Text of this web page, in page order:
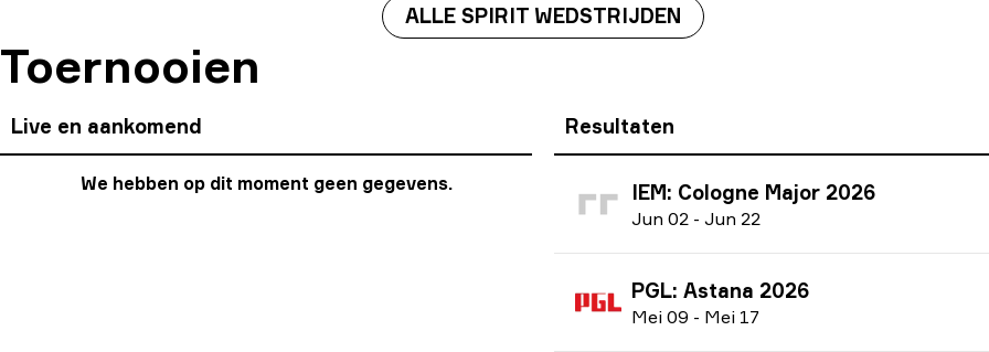
ALLE SPIRIT WEDSTRIJDEN
Toernooien
Live en aankomend
We hebben op dit moment geen gegevens.
Resultaten
IEM: Cologne Major 2026
Jun 02 - Jun 22
PGL: Astana 2026
Mei 09 - Mei 17